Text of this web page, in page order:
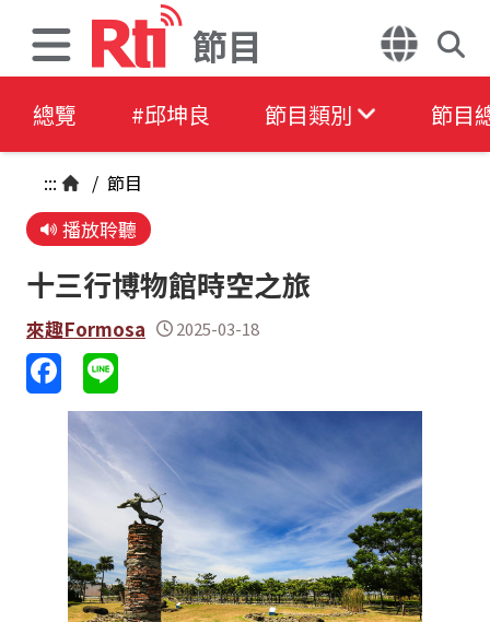
節目
總覽 #邱坤良 節目類別 節目
::: / 節目
播放聆聽
十三行博物館時空之旅
來趣Formosa 2025-03-18